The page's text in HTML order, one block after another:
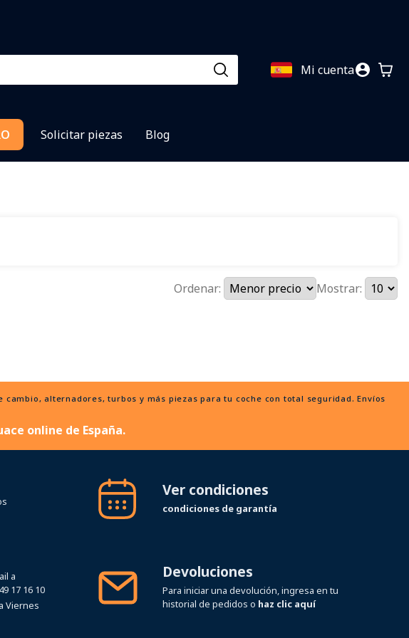
Mi cuenta
Solicitar piezas Blog
Ordenar: Mostrar:
alternadores, turbos y más piezas para tu coche con total seguridad. Envíos
online de España.
Ver condiciones
condiciones de garantía
a
17 16 10
Viernes
Devoluciones
Para iniciar una devolución, ingresa en tu
historial de pedidos o haz clic aquí